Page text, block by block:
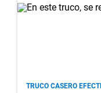
TRUCO CASERO